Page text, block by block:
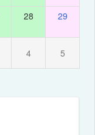
28 29
4 5